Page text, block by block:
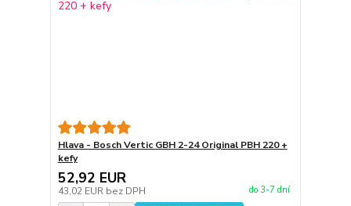
Hlava - Bosch Vertic GBH 2-24 Original PBH 220 +
kefy
52,92 EUR
43,02 EUR bez DPH do 3-7 dní